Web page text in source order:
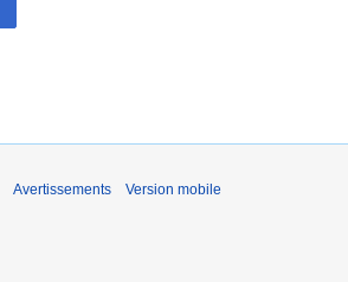
Avertissements Version mobile